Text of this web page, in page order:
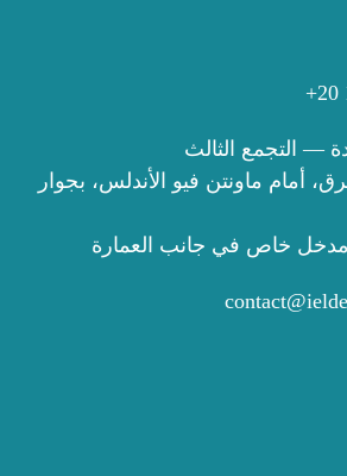
+20
— التجمع الثالث
شرق، أمام ماونتن فيو الأندلس، بجوار
مدخل خاص في جانب العمارة